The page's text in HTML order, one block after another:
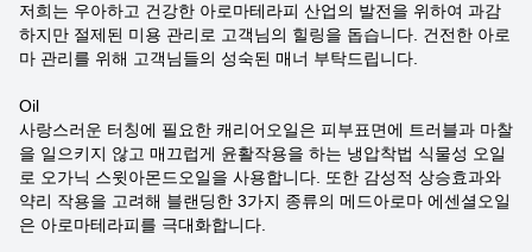
저희는 우아하고 건강한 아로마테라피 산업의 발전을 위하여 과감
하지만 절제된 미용 관리로 고객님의 힐링을 돕습니다. 건전한 아로
마 관리를 위해 고객님들의 성숙된 매너 부탁드립니다.
Oil
사랑스러운 터칭에 필요한 캐리어오일은 피부표면에 트러블과 마찰
을 일으키지 않고 매끄럽게 윤활작용을 하는 냉압착법 식물성 오일
로 오가닉 스윗아몬드오일을 사용합니다. 또한 감성적 상승효과와
약리 작용을 고려해 블랜딩한 3가지 종류의 메드아로마 에센셜오일
은 아로마테라피를 극대화합니다.